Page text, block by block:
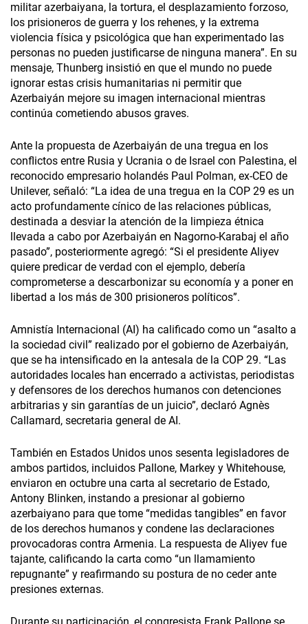
militar azerbaiyana, la tortura, el desplazamiento forzoso,
los prisioneros de guerra y los rehenes, y la extrema
violencia física y psicológica que han experimentado las
personas no pueden justificarse de ninguna manera”. En su
mensaje, Thunberg insistió en que el mundo no puede
ignorar estas crisis humanitarias ni permitir que
Azerbaiyán mejore su imagen internacional mientras
continúa cometiendo abusos graves.
Ante la propuesta de Azerbaiyán de una tregua en los
conflictos entre Rusia y Ucrania o de Israel con Palestina, el
reconocido empresario holandés Paul Polman, ex-CEO de
Unilever, señaló: “La idea de una tregua en la COP 29 es un
acto profundamente cínico de las relaciones públicas,
destinada a desviar la atención de la limpieza étnica
llevada a cabo por Azerbaiyán en Nagorno-Karabaj el año
pasado”, posteriormente agregó: “Si el presidente Aliyev
quiere predicar de verdad con el ejemplo, debería
comprometerse a descarbonizar su economía y a poner en
libertad a los más de 300 prisioneros políticos”.
Amnistía Internacional (AI) ha calificado como un “asalto a
la sociedad civil” realizado por el gobierno de Azerbaiyán,
que se ha intensificado en la antesala de la COP 29. “Las
autoridades locales han encerrado a activistas, periodistas
y defensores de los derechos humanos con detenciones
arbitrarias y sin garantías de un juicio”, declaró Agnès
Callamard, secretaria general de AI.
También en Estados Unidos unos sesenta legisladores de
ambos partidos, incluidos Pallone, Markey y Whitehouse,
enviaron en octubre una carta al secretario de Estado,
Antony Blinken, instando a presionar al gobierno
azerbaiyano para que tome “medidas tangibles” en favor
de los derechos humanos y condene las declaraciones
provocadoras contra Armenia. La respuesta de Aliyev fue
tajante, calificando la carta como “un llamamiento
repugnante” y reafirmando su postura de no ceder ante
presiones externas.